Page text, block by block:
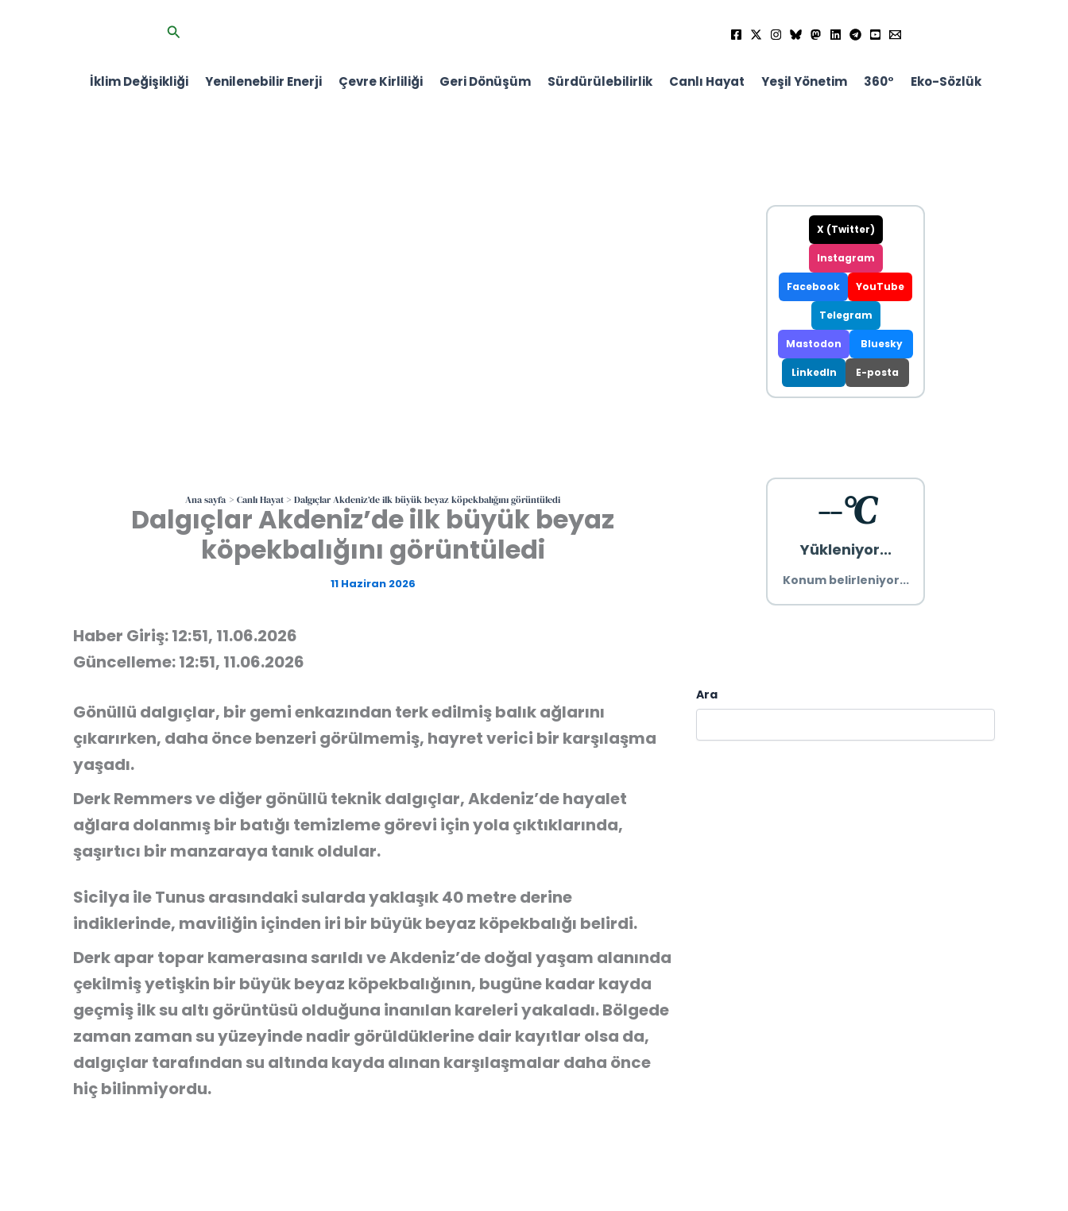
Arama
İklim Değişikliği Yenilenebilir Enerji Çevre Kirliliği Geri Dönüşüm Sürdürülebilirlik Canlı Hayat Yeşil Yönetim 360° Eko-Sözlük
Ana sayfa Canlı Hayat Dalgıçlar Akdeniz’de ilk büyük beyaz köpekbalığını görüntüledi
Dalgıçlar Akdeniz’de ilk büyük beyaz
köpekbalığını görüntüledi
11 Haziran 2026
Haber Giriş: 12:51, 11.06.2026
Güncelleme: 12:51, 11.06.2026
Gönüllü dalgıçlar, bir gemi enkazından terk edilmiş balık ağlarını
çıkarırken, daha önce benzeri görülmemiş, hayret verici bir karşılaşma
yaşadı.
Derk Remmers ve diğer gönüllü teknik dalgıçlar, Akdeniz’de hayalet
ağlara dolanmış bir batığı temizleme görevi için yola çıktıklarında,
şaşırtıcı bir manzaraya tanık oldular.
Sicilya ile Tunus arasındaki sularda yaklaşık 40 metre derine
indiklerinde, maviliğin içinden iri bir büyük beyaz köpekbalığı belirdi.
Derk apar topar kamerasına sarıldı ve Akdeniz’de doğal yaşam alanında
çekilmiş yetişkin bir büyük beyaz köpekbalığının, bugüne kadar kayda
geçmiş ilk su altı görüntüsü olduğuna inanılan kareleri yakaladı. Bölgede
zaman zaman su yüzeyinde nadir görüldüklerine dair kayıtlar olsa da,
dalgıçlar tarafından su altında kayda alınan karşılaşmalar daha önce
hiç bilinmiyordu.
X (Twitter)
Instagram
Facebook YouTube
Telegram
Mastodon Bluesky
LinkedIn E-posta
--°C
Yükleniyor...
Konum belirleniyor...
Ara